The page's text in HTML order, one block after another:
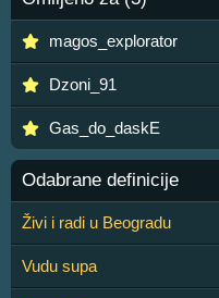
magos_explorator
Dzoni_91
Gas_do_daskE
Odabrane definicije
Živi i radi u Beogradu
Vudu supa